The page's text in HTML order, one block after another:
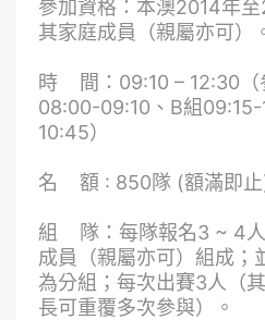
參加資格：本澳2014年
其家庭成員（親屬亦可）
時 間：09:10 – 12:30（
08:00-09:10、B組
10:45）
名 額 : 850隊 (額滿即止
組 隊：每隊報名3 ~ 4人
成員（親屬亦可）組成；
為分組；每次出賽3人（
長可重覆多次參與）。